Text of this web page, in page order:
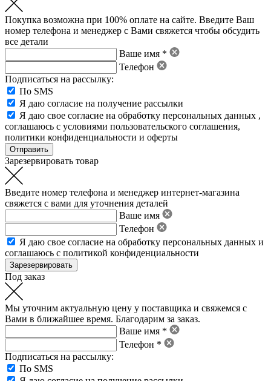
Покупка возможна при 100% оплате на сайте. Введите Ваш
номер телефона и менеджер с Вами свяжется чтобы обсудить
все детали
Ваше имя *
Телефон
Подписаться на рассылку:
По SMS
Я даю согласие на получение рассылки
Я даю свое согласие на обработку персональных данных ,
соглашаюсь с условиями пользовательского соглашения,
политики конфиденциальности и оферты
Зарезервировать товар
Введите номер телефона и менеджер интернет-магазина
свяжется с вами для уточнения деталей
Ваше имя
Телефон
Я даю свое согласие на обработку персональных данных и
соглашаюсь с политикой конфиденциальности
Под заказ
Мы уточним актуальную цену у поставщика и свяжемся с
Вами в ближайшее время. Благодарим за заказ.
Ваше имя *
Телефон *
Подписаться на рассылку:
По SMS